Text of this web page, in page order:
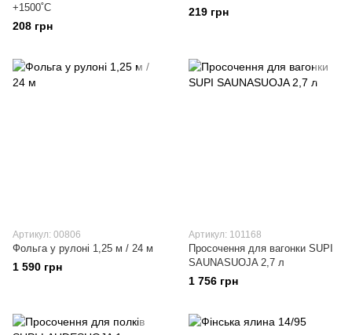
+1500˚C
208 грн
219 грн
Артикул: 00806
Фольга у рулоні 1,25 м / 24 м
1 590 грн
Артикул: 101168
Просочення для вагонки SUPI
SAUNASUOJA 2,7 л
1 756 грн